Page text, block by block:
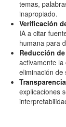
temas,
inapropiado.
Verificación
IA a citar
humana para
Reducción
activamente
eliminación de
explicaciones